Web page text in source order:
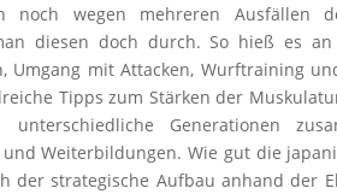
noch wegen mehreren Ausfällen
diesen doch durch. So hieß es
Umgang mit Attacken, Wurftraining
Tipps zum Stärken der
Generationen
Weiterbildungen. Wie gut die
der strategische Aufbau anhand der